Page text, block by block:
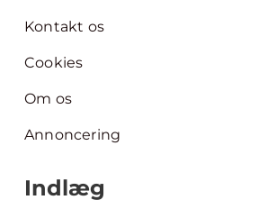
Kontakt os
Cookies
Om os
Annoncering
Indlæg